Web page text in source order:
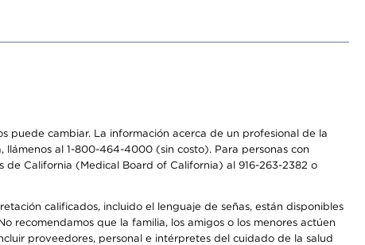
puede cambiar. La información acerca de un profesional de la
al 1-800-464-4000 (sin costo). Para personas con
California (Medical Board of California) al 916-263-2382 o
calificados, incluido el lenguaje de señas, están disponibles
recomendamos que la familia, los amigos o los menores actúen
proveedores, personal e intérpretes del cuidado de la salud